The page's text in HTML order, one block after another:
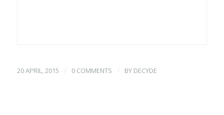
20 APRIL, 2015 / 0 COMMENTS / BY DECYDE